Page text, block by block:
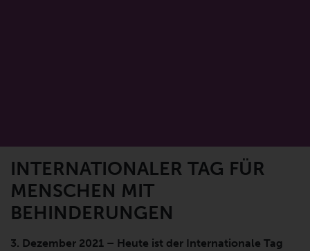
INTERNATIONALER TAG FÜR
MENSCHEN MIT
BEHINDERUNGEN
3. Dezember 2021 – Heute ist der Internationale Tag